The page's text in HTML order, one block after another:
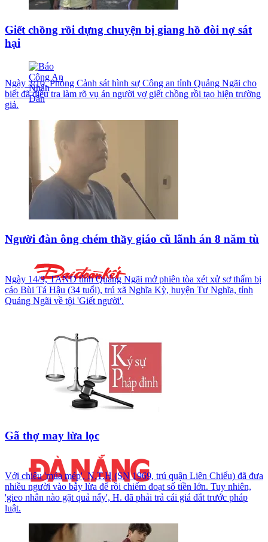
Giết chồng rồi dựng chuyện bị giang hồ đòi nợ sát
hại
Ngày 3/10, Phòng Cảnh sát hình sự Công an tỉnh Quảng Ngãi cho
biết đã điều tra làm rõ vụ án người vợ giết chồng rồi tạo hiện trường
giả.
Người đàn ông chém thầy giáo cũ lãnh án 8 năm tù
Ngày 14/9, TAND tỉnh Quảng Ngãi mở phiên tòa xét xử sơ thẩm bị
cáo Bùi Tá Hậu (34 tuổi), trú xã Nghĩa Kỳ, huyện Tư Nghĩa, tỉnh
Quảng Ngãi về tội 'Giết người'.
Gã thợ may lừa lọc
Với chiêu 'múa mép', N.T.H (SN 1969, trú quận Liên Chiểu) đã đưa
nhiều người vào bẫy lừa để rồi chiếm đoạt số tiền lớn. Tuy nhiên,
'gieo nhân nào gặt quả nấy', H. đã phải trả cái giá đắt trước pháp
luật.